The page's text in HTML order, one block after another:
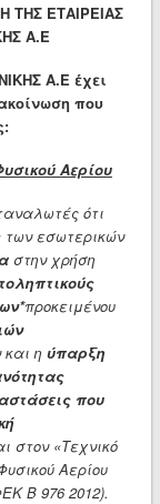
ΤΗΣ ΕΤΑΙΡΕΙΑΣ
Α.Ε
Α.Ε έχει
που
Αερίου
ότι
των εσωτερικών
στην χρήση
προκειμένου
η ύπαρξη
που
στον «Τεχνικό
Αερίου
Β 976 2012).